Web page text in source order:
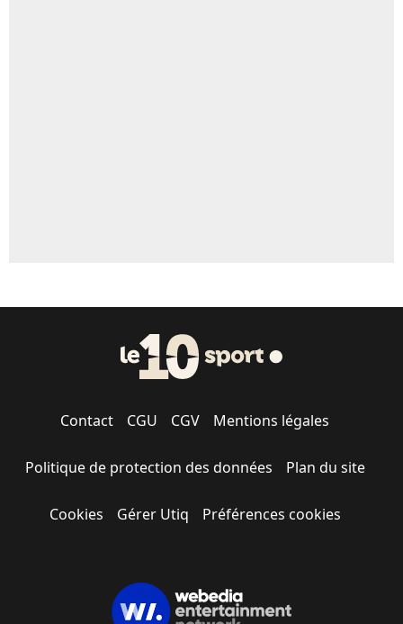
Contact CGU CGV Mentions légales
Politique de protection des données Plan du site
Cookies Gérer Utiq Préférences cookies